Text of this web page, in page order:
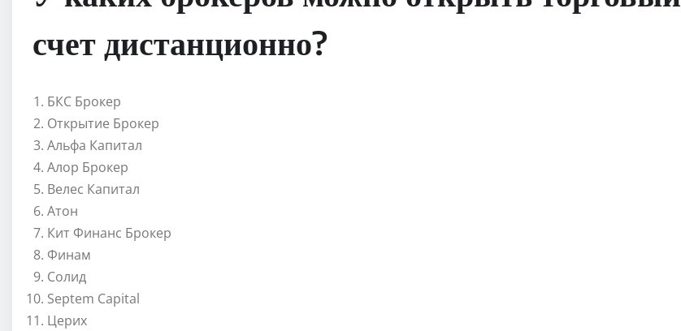
счет дистанционно?
БКС Брокер
Открытие Брокер
Альфа Капитал
Алор Брокер
Велес Капитал
Атон
Кит Финанс Брокер
Финам
Солид
Septem Capital
Церих